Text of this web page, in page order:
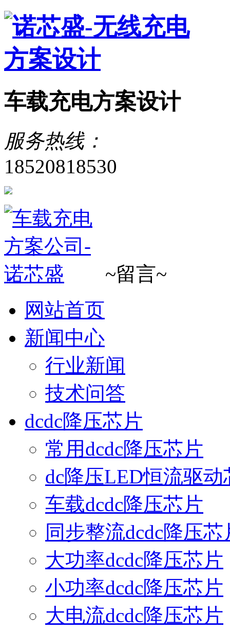
车载充电方案设计
服务热线：
18520818530
~留言~
网站首页
新闻中心
行业新闻
技术问答
dcdc降压芯片
常用dcdc降压芯片
dc降压LED恒流驱动
车载dcdc降压芯片
同步整流dcdc降压芯
大功率dcdc降压芯片
小功率dcdc降压芯片
大电流dcdc降压芯片